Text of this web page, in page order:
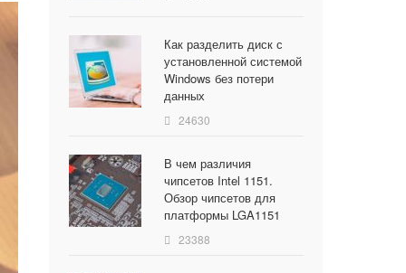
Как разделить диск с
установленной системой
Windows без потери
данных
24630
В чем различия
чипсетов Intel 1151.
Обзор чипсетов для
платформы LGA1151
23388